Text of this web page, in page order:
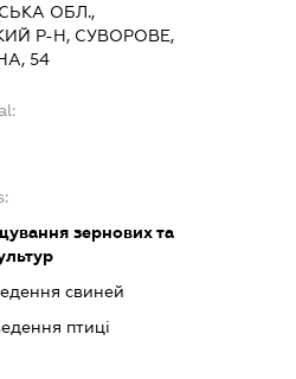
ОБЛ.,
Р-Н, СУВОРОВЕ,
54
зернових та
свиней
птиці